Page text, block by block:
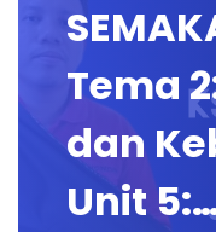
Tema
dan
Unit